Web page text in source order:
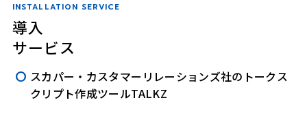
INSTALLATION SERVICE
導入
サービス
スカパー・カスタマーリレーションズ社のトークス
クリプト作成ツールTALKZ